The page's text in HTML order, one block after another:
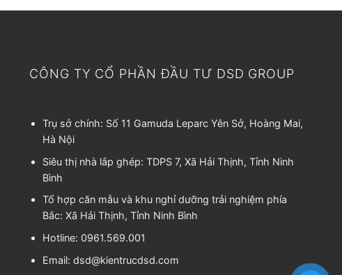
CÔNG TY CỔ PHẦN ĐẦU TƯ DSD GROUP
Trụ sở chính: Số 11 Gamuda Leparc Yên Sở, Hoàng Mai,
Hà Nội
Siêu thị nhà lắp ghép: TDPS 7, Xã Hải Thịnh, Tỉnh Ninh
Bình
Tổ hợp căn mẫu và khu nghỉ dưỡng trải nghiệm phía
Bắc: Xã Hải Thịnh, Tỉnh Ninh Bình
Hotline: 0961.569.001
Email: dsd@kientrucdsd.com